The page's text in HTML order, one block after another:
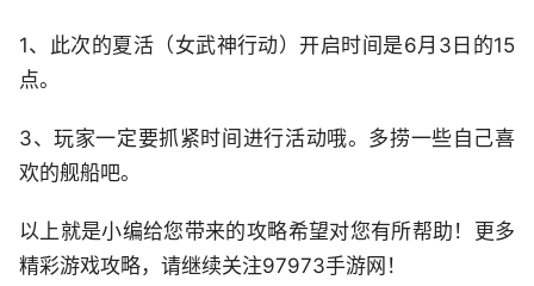
1、此次的夏活（女武神行动）开启时间是6月3日的15
点。
3、玩家一定要抓紧时间进行活动哦。多捞一些自己喜
欢的舰船吧。
以上就是小编给您带来的攻略希望对您有所帮助！更多
精彩游戏攻略，请继续关注97973手游网！